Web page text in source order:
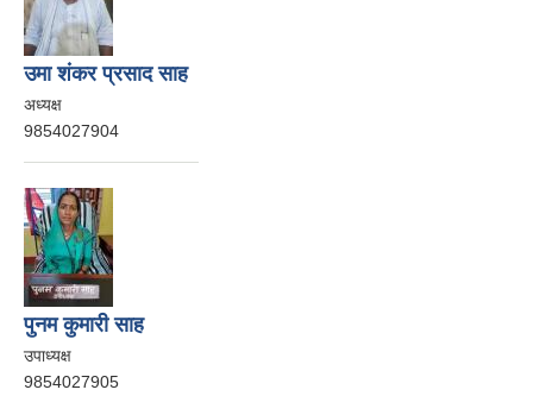
उमा शंकर प्रसाद साह
अध्यक्ष
9854027904
पुनम कुमारी साह
उपाध्यक्ष
9854027905